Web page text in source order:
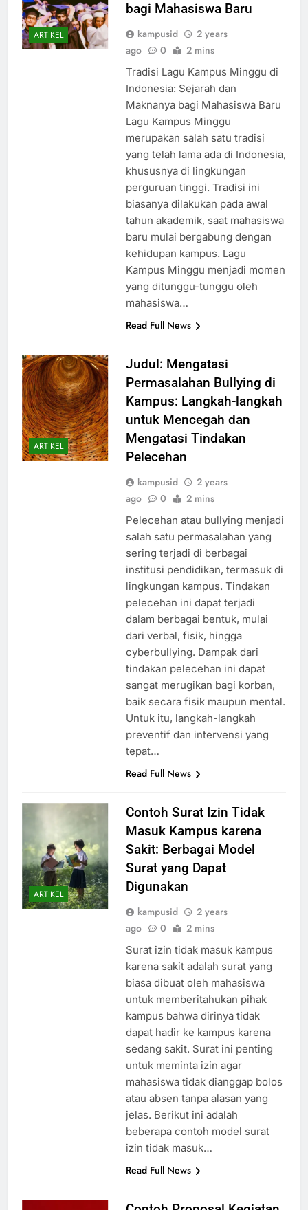
ARTIKEL
bagi Mahasiswa Baru
kampusid
2 years
ago
0 2 mins
Tradisi Lagu Kampus Minggu di
Indonesia: Sejarah dan
Maknanya bagi Mahasiswa Baru
Lagu Kampus Minggu
merupakan salah satu tradisi
yang telah lama ada di Indonesia,
khususnya di lingkungan
perguruan tinggi. Tradisi ini
biasanya dilakukan pada awal
tahun akademik, saat mahasiswa
baru mulai bergabung dengan
kehidupan kampus. Lagu
Kampus Minggu menjadi momen
yang ditunggu-tunggu oleh
mahasiswa…
Read Full News
ARTIKEL
Judul: Mengatasi
Permasalahan Bullying di
Kampus: Langkah-langkah
untuk Mencegah dan
Mengatasi Tindakan
Pelecehan
kampusid
2 years
ago
0 2 mins
Pelecehan atau bullying menjadi
salah satu permasalahan yang
sering terjadi di berbagai
institusi pendidikan, termasuk di
lingkungan kampus. Tindakan
pelecehan ini dapat terjadi
dalam berbagai bentuk, mulai
dari verbal, fisik, hingga
cyberbullying. Dampak dari
tindakan pelecehan ini dapat
sangat merugikan bagi korban,
baik secara fisik maupun mental.
Untuk itu, langkah-langkah
preventif dan intervensi yang
tepat…
Read Full News
ARTIKEL
Contoh Surat Izin Tidak
Masuk Kampus karena
Sakit: Berbagai Model
Surat yang Dapat
Digunakan
kampusid
2 years
ago
0 2 mins
Surat izin tidak masuk kampus
karena sakit adalah surat yang
biasa dibuat oleh mahasiswa
untuk memberitahukan pihak
kampus bahwa dirinya tidak
dapat hadir ke kampus karena
sedang sakit. Surat ini penting
untuk meminta izin agar
mahasiswa tidak dianggap bolos
atau absen tanpa alasan yang
jelas. Berikut ini adalah
beberapa contoh model surat
izin tidak masuk…
Read Full News